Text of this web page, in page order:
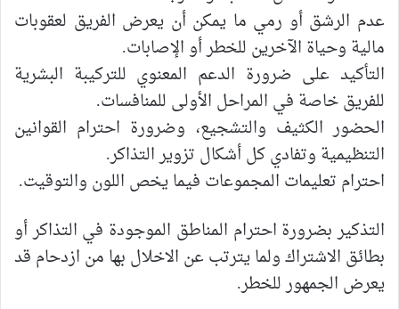
‎عدم الرشق أو رمي ما يمكن أن يعرض الفريق لعقوبات
مالية وحياة الآخرين للخطر أو الإصابات.
‎التأكيد على ضرورة الدعم المعنوي للتركيبة البشرية
للفريق خاصة في المراحل الأولى للمنافسات.
‎الحضور الكثيف والتشجيع، وضرورة احترام القوانين
التنظيمية وتفادي كل أشكال تزوير التذاكر.
‎التذكير بضرورة احترام المناطق الموجودة في التذاكر أو
بطائق الاشتراك ولما يترتب عن الاخلال بها من ازدحام قد
يعرض الجمهور للخطر.